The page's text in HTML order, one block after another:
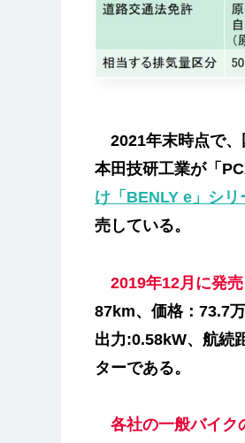
2021年末時点で、
本田技研工業が「
け「BENLY e」シリ
売している。
2019年12月に発
87km、価格：73.7
出力:0.58kW、航続
ターである。
各社の一般バイク